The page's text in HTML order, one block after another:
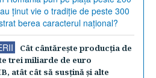
Cât cântăreşte producţia de
trei miliarde de euro
atât cât să susţină şi alte